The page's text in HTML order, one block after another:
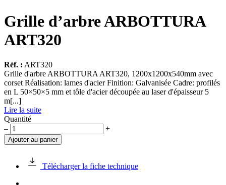
Grille d’arbre ARBOTTURA
ART320
Réf. : ART320
Grille d'arbre ARBOTTURA ART320, 1200x1200x540mm avec
corset Réalisation: lames d'acier Finition: Galvanisée Cadre: profilés
en L 50×50×5 mm et tôle d'acier découpée au laser d'épaisseur 5
m[...]
Lire la suite
Quantité
quantité
de
Grille
ARBOTTURA
– +
Ajouter au panier
Télécharger la fiche technique